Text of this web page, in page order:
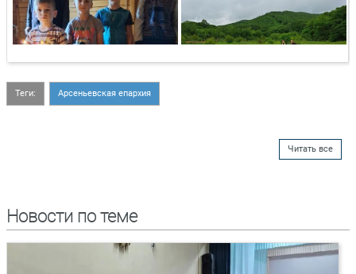
Теги: Арсеньевская епархия
Читать все
Новости по теме